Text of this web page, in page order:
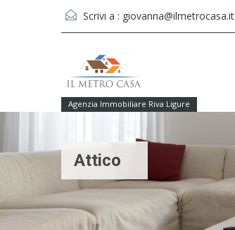
Scrivi a : giovanna@ilmetrocasa.it
Agenzia Immobiliare Riva Ligure
Attico